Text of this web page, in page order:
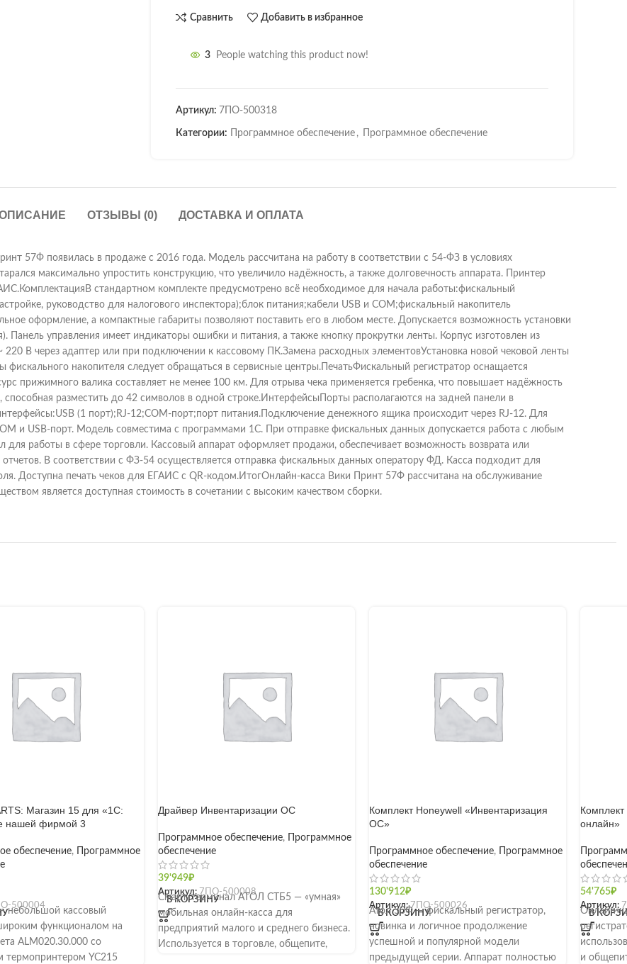
Сравнить Добавить в избранное
3 People watching this product now!
Артикул: 7ПО-500318
Категории: Программное обеспечение , Программное обеспечение
ОТЗЫВЫ (0) ДОСТАВКА И ОПЛАТА
57Ф появилась в продаже с 2016 года. Модель рассчитана на работу в соответствии с 54-ФЗ в условиях
максимально упростить конструкцию, что увеличило надёжность, а также долговечность аппарата. Принтер
стандартном комплекте предусмотрено всё необходимое для начала работы:фискальный
руководство для налогового инспектора);блок питания;кабели USB и COM;фискальный накопитель
оформление, а компактные габариты позволяют поставить его в любом месте. Допускается возможность установки
Панель управления имеет индикаторы ошибки и питания, а также кнопку прокрутки ленты. Корпус изготовлен из
220 В через адаптер или при подключении к кассовому ПК.Замена расходных элементовУстановка новой чековой ленты
накопителя следует обращаться в сервисные центры.ПечатьФискальный регистратор оснащается
прижимного валика составляет не менее 100 км. Для отрыва чека применяется гребенка, что повышает надёжность
разместить до 42 символов в одной строке.ИнтерфейсыПорты располагаются на задней панели в
(1 порт);RJ-12;COM-порт;порт питания.Подключение денежного ящика происходит через RJ-12. Для
и USB-порт. Модель совместима с программами 1С. При отправке фискальных данных допускается работа с любым
работы в сфере торговли. Кассовый аппарат оформляет продажи, обеспечивает возможность возврата или
В соответствии с ФЗ-54 осуществляется отправка фискальных данных оператору ФД. Касса подходит для
Доступна печать чеков для ЕГАИС с QR-кодом.ИтогОнлайн-касса Вики Принт 57Ф рассчитана на обслуживание
является доступная стоимость в сочетании с высоким качеством сборки.
Магазин 15 для «1С:
нашей фирмой 3
обеспечение,
Программное
500004
небольшой кассовый
функционалом на
ALM020.30.000 со
термопринтером YC215
Драйвер Инвентаризации ОС
Программное обеспечение,
Программное
обеспечение
39'949₽
В КОРЗИНУ
Артикул: 7ПО-500008
Смарт-терминал АТОЛ СТБ5 — «умная»
мобильная онлайн-касса для
предприятий малого и среднего бизнеса.
Используется в торговле, общепите,
Комплект Honeywell «Инвентаризация
ОС»
Программное обеспечение,
Программное
обеспечение
130'912₽
В КОРЗИНУ
Артикул:7ПО-500026
Атол 50Ф — фискальный регистратор,
новинка и логичное продолжение
успешной и популярной модели
предыдущей серии. Аппарат полностью
онлайн»
54'765₽
В
Артикул:
Онлайн-
и